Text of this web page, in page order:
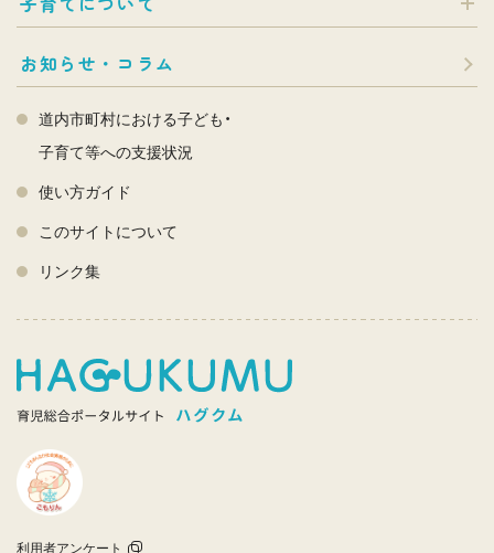
お知らせ・コラム
道内市町村における子ども・
子育て等への支援状況
使い方ガイド
このサイトについて
リンク集
利用者アンケート